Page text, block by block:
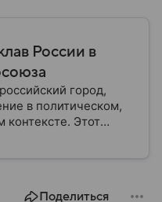
России в
город,
в политическом,
контексте. Этот
сердце Европы,
Поделиться